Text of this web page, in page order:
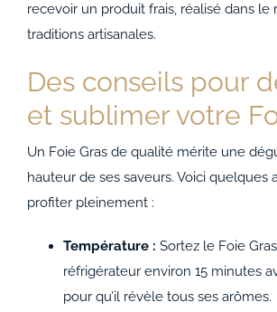
recevoir un produit frais, réalisé dans le
traditions artisanales.
Des conseils pour
et sublimer votre
Un Foie Gras de qualité mérite une
hauteur de ses saveurs. Voici quelques
profiter pleinement :
Température : Sortez le Foie
réfrigérateur environ 15 minutes
pour qu’il révèle tous ses arômes.